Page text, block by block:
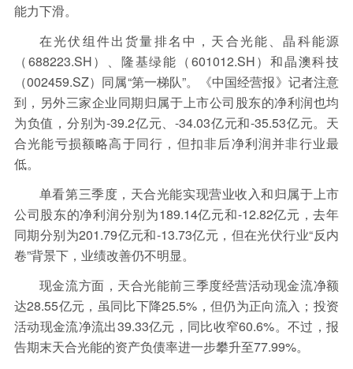
理财
保险
金融市场 智库
新域实验室
今日快评
我们来补课
图说
与老板对话
家族企业
品牌活动
金融科技
数据要素 城投
党建
企业快讯
智造
能力下滑。
在光伏组件出货量排名中，天合光能、晶科能源
（688223.SH）、隆基绿能（601012.SH）和晶澳科技
（002459.SZ）同属“第一梯队”。《中国经营报》记者注意
到，另外三家企业同期归属于上市公司股东的净利润也均
为负值，分别为-39.2亿元、-34.03亿元和-35.53亿元。天
合光能亏损额略高于同行，但扣非后净利润并非行业最
低。
单看第三季度，天合光能实现营业收入和归属于上市
公司股东的净利润分别为189.14亿元和-12.82亿元，去年
同期分别为201.79亿元和-13.73亿元，但在光伏行业“反内
卷”背景下，业绩改善仍不明显。
现金流方面，天合光能前三季度经营活动现金流净额
达28.55亿元，虽同比下降25.5%，但仍为正向流入；投资
活动现金流净流出39.33亿元，同比收窄60.6%。不过，报
告期末天合光能的资产负债率进一步攀升至77.99%。